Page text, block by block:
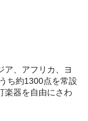
ア、アフリカ、ヨ
ち約1300点を常設
楽器を自由にさわ